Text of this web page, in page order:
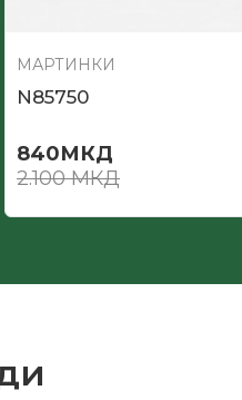
МАРТИНКИ
N85750
840МКД
2.100МКД